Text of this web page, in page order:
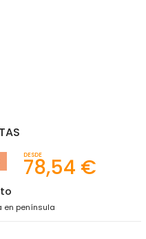
DESDE
78,54 €
en península